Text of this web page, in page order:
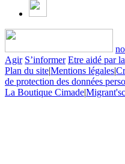
Agir S’informer Etre aidé par
Plan du site|Mentions légales|
de protection des données
La Boutique Cimade|